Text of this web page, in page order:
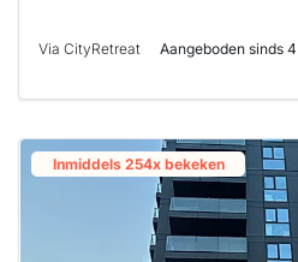
Via CityRetreat Aangeboden sinds 4 |
Inmiddels 254x bekeken